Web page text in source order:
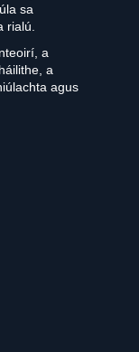
sa
rialú.
a
a
agus